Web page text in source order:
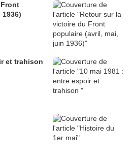
et trahison